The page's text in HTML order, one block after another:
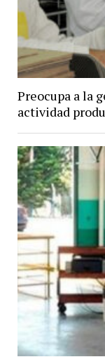
Preocupa a la
actividad